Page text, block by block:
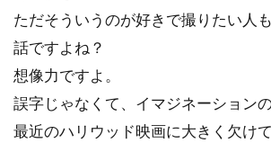
ただそういうのが好きで撮りたい人
話ですよね？
想像力ですよ。
誤字じゃなくて、イマジネーションの
最近のハリウッド映画に大きく欠けて